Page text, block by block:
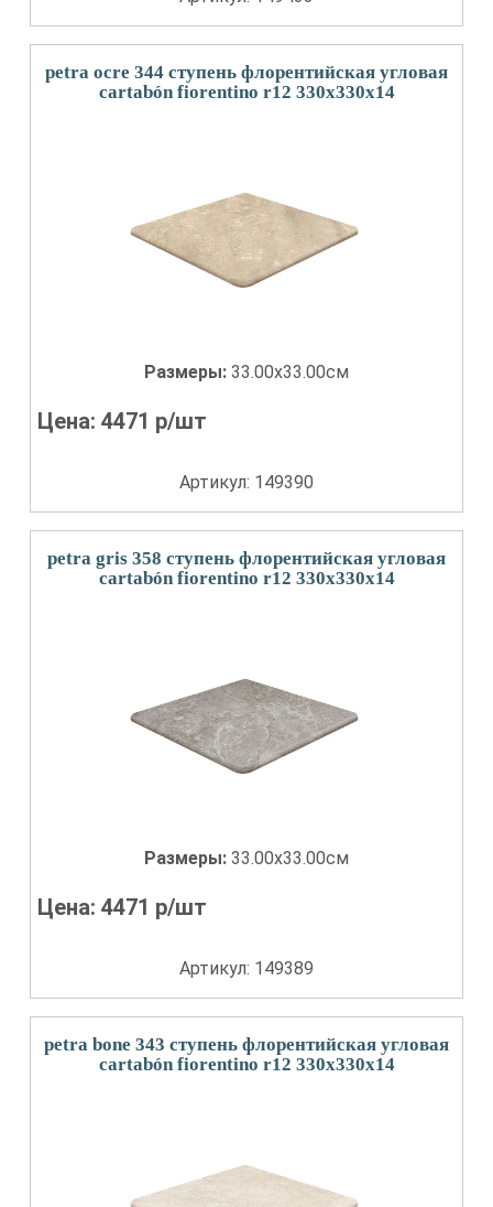
petra ocre 344 ступень флорентийская угловая
cartabón fiorentino r12 330x330x14
Размеры: 33.00x33.00см
Цена:4471 р/шт
Артикул: 149390
petra gris 358 ступень флорентийская угловая
cartabón fiorentino r12 330x330x14
Размеры: 33.00x33.00см
Цена:4471 р/шт
Артикул: 149389
petra bone 343 ступень флорентийская угловая
cartabón fiorentino r12 330x330x14